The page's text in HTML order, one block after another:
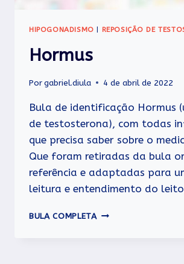
HIPOGONADISMO REPOSIÇÃO DE
Hormus
Porgabriel.diula 4 de abril de 2022
Bula de identificação Hormus
de testosterona), com todas
que precisa saber sobre o
Que foram retiradas da bula
referência e adaptadas para
leitura e entendimento do
BULA COMPLETA HORMUS